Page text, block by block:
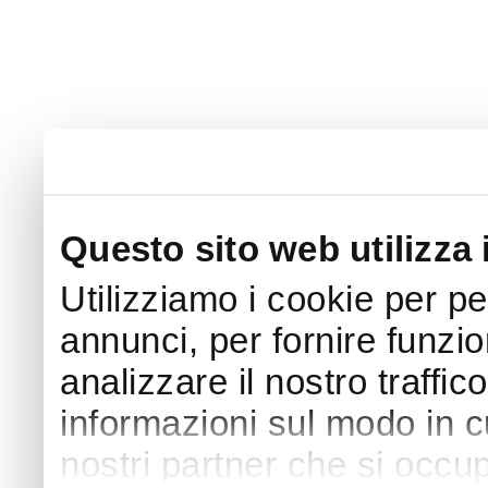
Questo sito web utilizza
Utilizziamo i cookie per
annunci, per fornire
analizzare il nostro
informazioni sul modo in
nostri partner che si